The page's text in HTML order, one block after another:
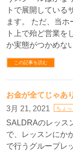
トで展開している
ます。 ただ、当ホ
ト上で殆ど営業を
か実態がつかめな
この記事を読む
お金が全てじゃあ
3月 21, 2021
ちょ
SALDRAのレッス
で、レッスンにか
で行うグループレ